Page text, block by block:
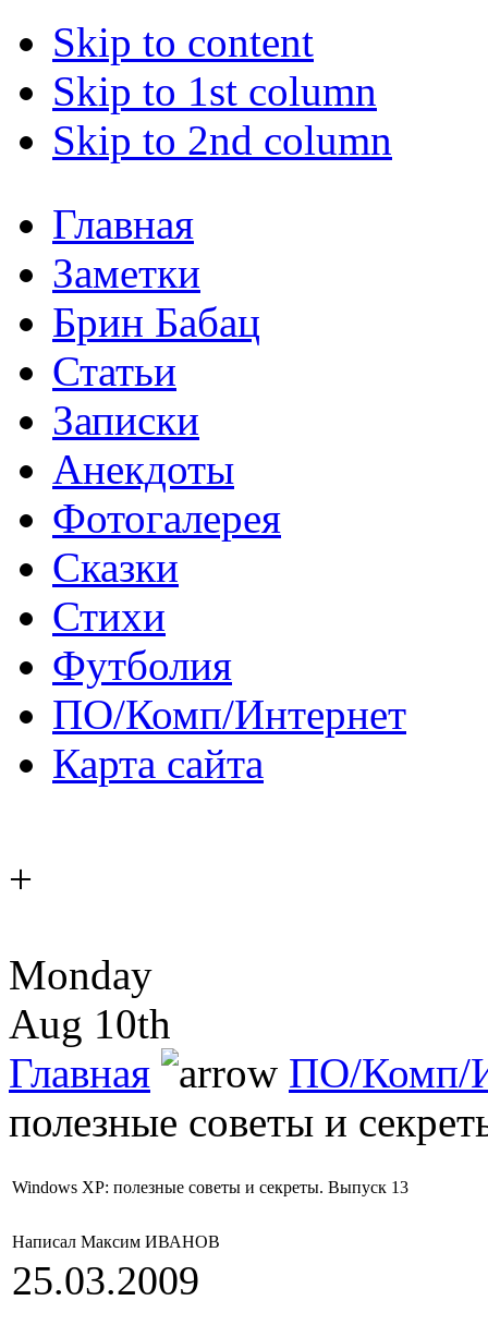
Skip to content
Skip to 1st column
Skip to 2nd column
Главная
Заметки
Брин Бабац
Статьи
Записки
Анекдоты
Фотогалерея
Сказки
Стихи
Футболия
ПО/Комп/Интернет
Карта сайта
+
Monday
Aug 10th
Главная
ПО/Комп/
полезные советы и
Windows XP: полезные советы и секреты. Выпуск 13
Написал Максим ИВАНОВ
25.03.2009